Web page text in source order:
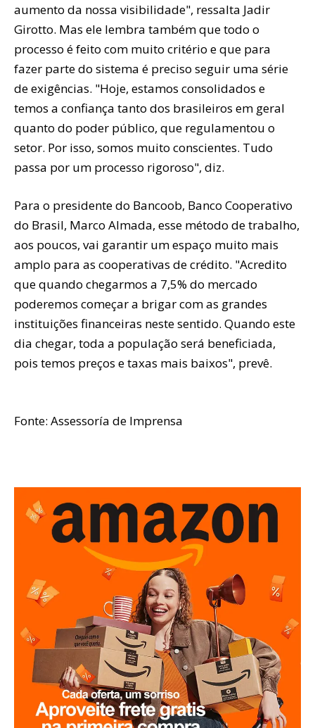
aumento da nossa visibilidade", ressalta Jadir
Girotto. Mas ele lembra também que todo o
processo é feito com muito critério e que para
fazer parte do sistema é preciso seguir uma série
de exigências. "Hoje, estamos consolidados e
temos a confiança tanto dos brasileiros em geral
quanto do poder público, que regulamentou o
setor. Por isso, somos muito conscientes. Tudo
passa por um processo rigoroso", diz.
Para o presidente do Bancoob, Banco Cooperativo
do Brasil, Marco Almada, esse método de trabalho,
aos poucos, vai garantir um espaço muito mais
amplo para as cooperativas de crédito. "Acredito
que quando chegarmos a 7,5% do mercado
poderemos começar a brigar com as grandes
instituições financeiras neste sentido. Quando este
dia chegar, toda a população será beneficiada,
pois temos preços e taxas mais baixos", prevê.
Fonte: Assessoría de Imprensa